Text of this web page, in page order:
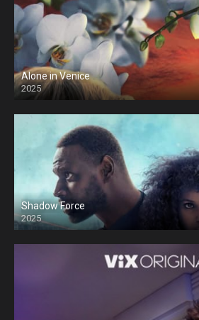
Alone in Venice
2025
Shadow Force
2025